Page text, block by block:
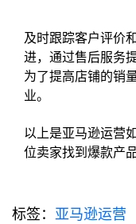
及时跟踪客户评价
进，通过售后服务
为了提高店铺的销
业。
以上是亚马逊运营
位卖家找到爆款产
标签： 亚马逊运营